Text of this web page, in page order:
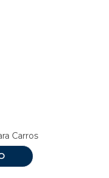
Carros